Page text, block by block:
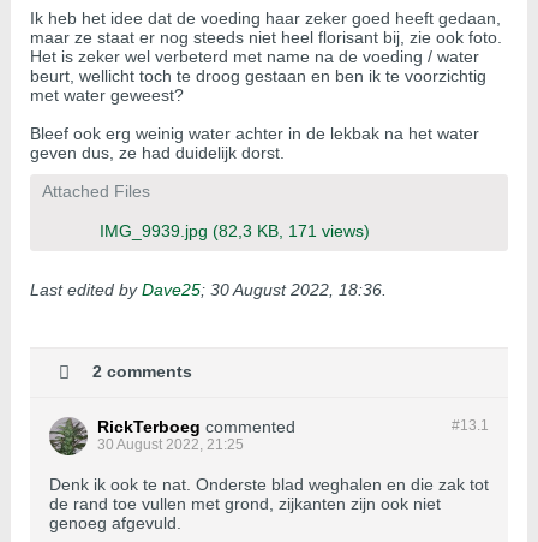
Ik heb het idee dat de voeding haar zeker goed heeft gedaan,
maar ze staat er nog steeds niet heel florisant bij, zie ook foto.
Het is zeker wel verbeterd met name na de voeding / water
beurt, wellicht toch te droog gestaan en ben ik te voorzichtig
met water geweest?
Bleef ook erg weinig water achter in de lekbak na het water
geven dus, ze had duidelijk dorst.
Attached Files
IMG_9939.jpg (82,3 KB, 171 views)
Last edited byDave25; 30 August 2022, 18:36
2 comments
#13.1
RickTerboeg commented
30 August 2022, 21:25
Denk ik ook te nat. Onderste blad weghalen en die zak tot
de rand toe vullen met grond, zijkanten zijn ook niet
genoeg afgevuld.